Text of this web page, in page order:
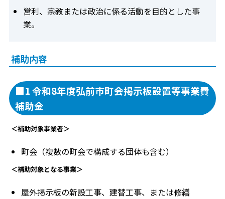
営利、宗教または政治に係る活動を目的とした事
業。
補助内容
■1 令和8年度弘前市町会掲示板設置等事業費
補助金
＜補助対象事業者＞
町会（複数の町会で構成する団体も含む）
＜補助対象となる事業＞
屋外掲示板の新設工事、建替工事、または修繕